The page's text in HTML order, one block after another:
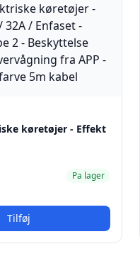
køretøjer - Effekt
Pa lager
Tilføj